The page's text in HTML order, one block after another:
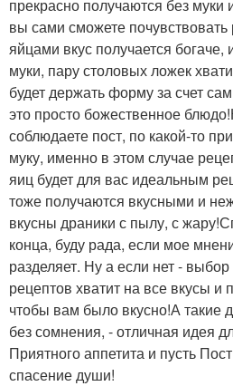
прекрасно получаются без муки
вы сами сможете почувствовать
яйцами вкус получается
муки, пару столовых ложек
будет держать форму за счет
это просто божественное
соблюдаете пост, по какой-то
муку, именно в этом случае
яиц будет для вас идеальным
тоже получаются вкусными и
вкусны драники с пылу, с
конца, буду рада, если мое
разделяет. Ну а если нет -
рецептов хватит на все вкусы и
чтобы вам было вкусно!А такие
без сомнения, - отличная идея
Приятного аппетита и пусть
спасение души!